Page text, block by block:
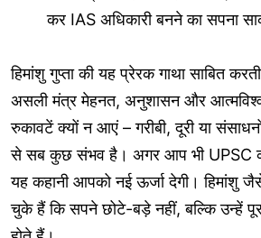
कर IAS अधिकारी बनने का सपना
हिमांशु गुप्ता की यह प्रेरक गाथा साबित
असली मंत्र मेहनत, अनुशासन और
रुकावटें क्यों न आएं – गरीबी, दूरी या
से सब कुछ संभव है। अगर आप भी UPSC
यह कहानी आपको नई ऊर्जा देगी। हिमांशु
चुके हैं कि सपने छोटे-बड़े नहीं, बल्कि उन्हें